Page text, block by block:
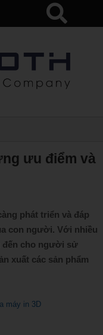
gì đáng chú ý?
ưu điểm và
phát triển và đáp
con người. Với nhiều
đến cho người sử
xuất các sản phẩm
máy in 3D